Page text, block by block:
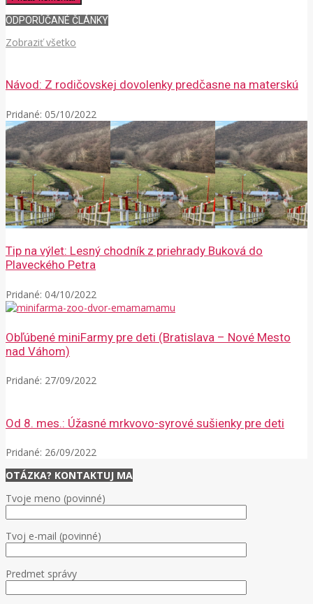
ODPORÚČANÉ ČLÁNKY
Zobraziť všetko
Návod: Z rodičovskej dovolenky predčasne na materskú
Pridané: 05/10/2022
Tip na výlet: Lesný chodník z priehrady Buková do
Plaveckého Petra
Pridané: 04/10/2022
Obľúbené miniFarmy pre deti (Bratislava – Nové Mesto
nad Váhom)
Pridané: 27/09/2022
Od 8. mes.: Úžasné mrkvovo-syrové sušienky pre deti
Pridané: 26/09/2022
OTÁZKA? KONTAKTUJ MA
Tvoje meno (povinné)
Tvoj e-mail (povinné)
Predmet správy